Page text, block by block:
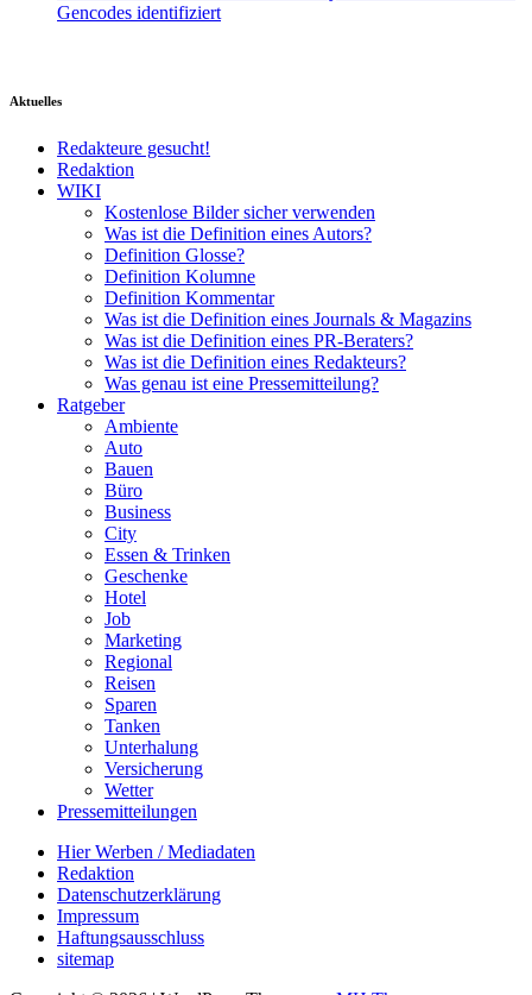
Gencodes identifiziert
Aktuelles
Redakteure gesucht!
Redaktion
WIKI
Kostenlose Bilder sicher verwenden
Was ist die Definition eines Autors?
Definition Glosse?
Definition Kolumne
Definition Kommentar
Was ist die Definition eines Journals & Magazins
Was ist die Definition eines PR-Beraters?
Was ist die Definition eines Redakteurs?
Was genau ist eine Pressemitteilung?
Ratgeber
Ambiente
Auto
Bauen
Büro
Business
City
Essen & Trinken
Geschenke
Hotel
Job
Marketing
Regional
Reisen
Sparen
Tanken
Unterhalung
Versicherung
Wetter
Pressemitteilungen
Hier Werben / Mediadaten
Redaktion
Datenschutzerklärung
Impressum
Haftungsausschluss
sitemap